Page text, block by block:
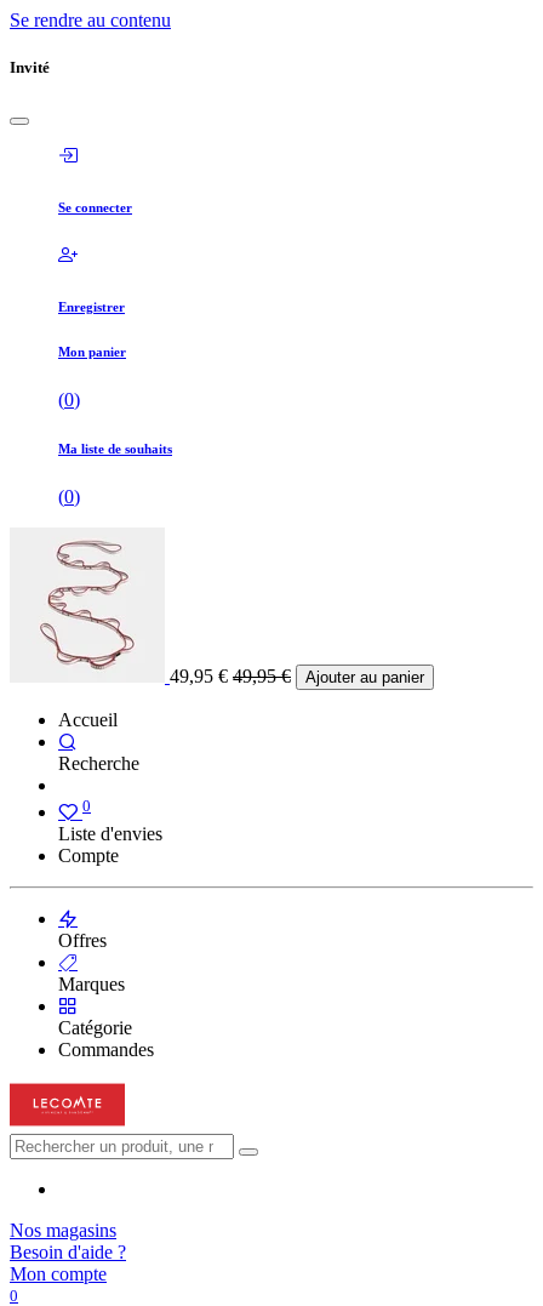
Se rendre au contenu
Invité
Se connecter
Enregistrer
Mon panier
(0)
Ma liste de souhaits
(0)
49,95 € 49,95€ Ajouter au panier
Accueil
Recherche
0
Liste d'envies
Compte
Offres
Marques
Catégorie
Commandes
Nos magasins
Besoin d'aide ?
Mon compte
0